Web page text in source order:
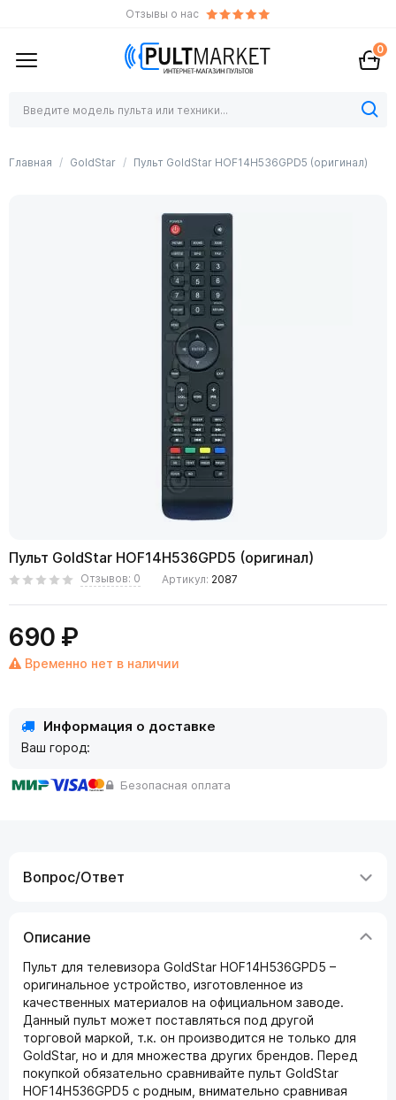
Отзывы о нас
0
Главная GoldStar Пульт GoldStar HOF14H536GPD5 (оригинал)
Пульт GoldStar HOF14H536GPD5 (оригинал)
Отзывов: 0 Артикул: 2087
690 ₽
Временно нет в наличии
Информация о доставке
Ваш город:
Безопасная оплата
Вопрос/Ответ
Описание
Пульт для телевизора GoldStar HOF14H536GPD5 –
оригинальное устройство, изготовленное из
качественных материалов на официальном заводе.
Данный пульт может поставляться под другой
торговой маркой, т.к. он производится не только для
GoldStar, но и для множества других брендов. Перед
покупкой обязательно сравнивайте пульт GoldStar
HOF14H536GPD5 с родным, внимательно сравнивая